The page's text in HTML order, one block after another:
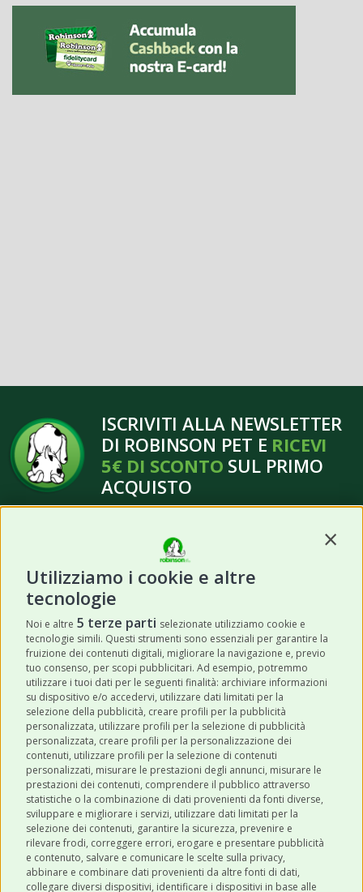
Utilizziamo i cookie e altre
tecnologie
Noi e altre 5 terze parti selezionate utilizziamo cookie e
tecnologie simili. Questi strumenti sono essenziali per garantire la
fruizione dei contenuti digitali, migliorare la navigazione e, previo
tuo consenso, per scopi pubblicitari. Ad esempio, potremmo
utilizzare i tuoi dati per le seguenti finalità: archiviare informazioni
su dispositivo e/o accedervi, utilizzare dati limitati per la
selezione della pubblicità, creare profili per la pubblicità
personalizzata, utilizzare profili per la selezione di pubblicità
personalizzata, creare profili per la personalizzazione dei
contenuti, utilizzare profili per la selezione di contenuti
personalizzati, misurare le prestazioni degli annunci, misurare le
prestazioni dei contenuti, comprendere il pubblico attraverso
statistiche o la combinazione di dati provenienti da fonti diverse,
sviluppare e migliorare i servizi, utilizzare dati limitati per la
selezione dei contenuti, garantire la sicurezza, prevenire e
rilevare frodi, correggere errori, erogare e presentare pubblicità
e contenuto, salvare e comunicare le scelte sulla privacy,
abbinare e combinare dati provenienti da altre fonti di dati,
collegare diversi dispositivi, identificare i dispositivi in base alle
ISCRIVITI ALLA NEWSLETTER
DI ROBINSON PET E RICEVI
5€ DI SCONTO SUL PRIMO
ACQUISTO
Acconsento a ricevere newsletter,
aggiornamenti e offerte promozionali da
Robinson Pet Shop tramite email.*
ULTIMI POST
CATEGORIE